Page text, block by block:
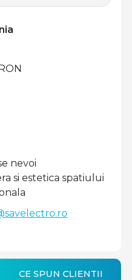
nevoi
si estetica spatiului
CE SPUN CLIENTII